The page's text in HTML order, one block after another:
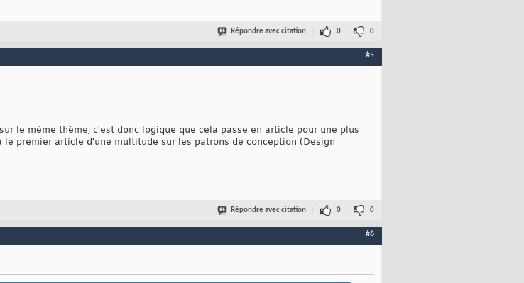
Répondre avec citation 0 0
#5
le même thème, c'est donc logique que cela passe en article pour une plus
premier article d'une multitude sur les patrons de conception (Design
Répondre avec citation 0 0
#6